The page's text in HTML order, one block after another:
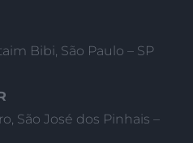
Bibi, São Paulo – SP
São José dos Pinhais –